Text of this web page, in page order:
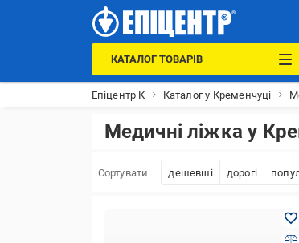
КАТАЛОГ ТОВАРІВ
Епіцентр К Каталог у Кременчуці
Медичні ліжка у
Сортувати дешевші дорогі